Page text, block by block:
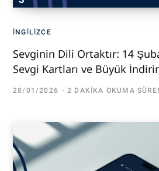
İNGILIZCE
Sevginin Dili Ortaktır: 14
Sevgi Kartları ve Büyük
28/01/2026 2 DAKIKA OKUMA